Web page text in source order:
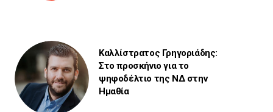
Καλλίστρατος Γρηγοριάδης:
Στο προσκήνιο για το
ψηφοδέλτιο της ΝΔ στην
Ημαθία